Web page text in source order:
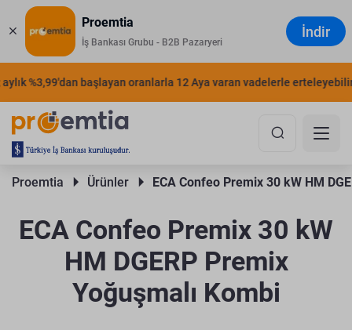
Proemtia
İş Bankası Grubu - B2B Pazaryeri
İndir
%3,99'dan başlayan oranlarla 12 Aya varan vadelerle
Proemtia Ürünler ECA Confeo Premix 30 kW HM
ECA Confeo Premix 30 kW
HM DGERP Premix
Yoğuşmalı Kombi